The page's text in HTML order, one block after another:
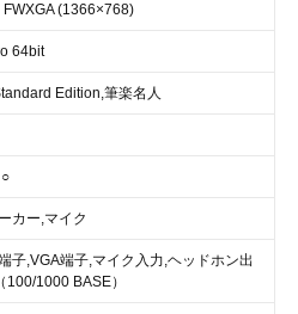
(1366×768)
64bit
Edition,筆楽名人
カー,マイク
子,VGA端子,マイク入力,ヘッドホン出
1000 BASE）